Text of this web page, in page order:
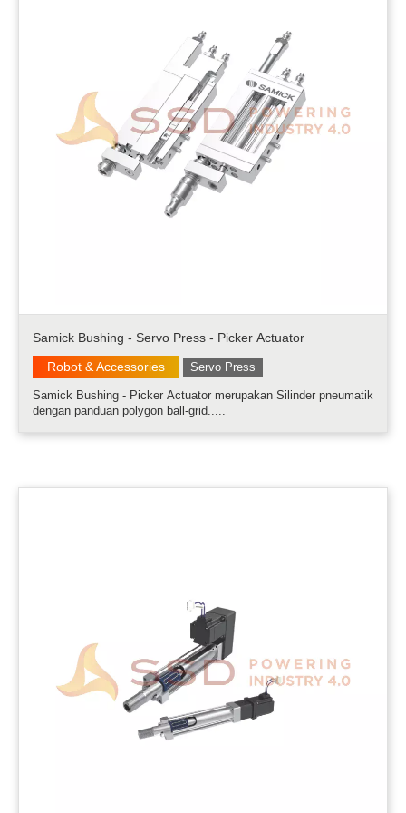
Samick Bushing - Servo Press - Picker Actuator
Robot & Accessories
Servo Press
Samick Bushing - Picker Actuator merupakan Silinder pneumatik
dengan panduan polygon ball-grid.....